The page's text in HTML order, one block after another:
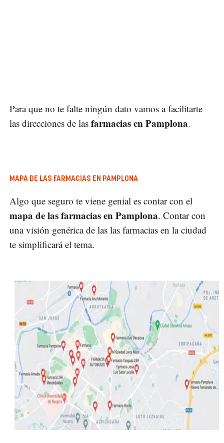
Para que no te falte ningún dato vamos a facilitarte
las direcciones de las farmacias en Pamplona.
MAPA DE LAS FARMACIAS EN PAMPLONA
Algo que seguro te viene genial es contar con el
mapa de las farmacias en Pamplona. Contar con
una visión genérica de las las farmacias en la ciudad
te simplificará el tema.